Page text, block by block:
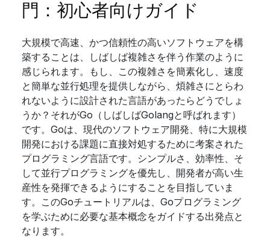
門：初心者向けガイド
大規模で高速、かつ信頼性の高いソフトウェアを構
築することは、しばしば複雑さを伴う作業のように
感じられます。もし、この複雑さを簡素化し、速度
と簡単な並行処理を提供しながら、煩雑さにとらわ
れないように設計された言語があったらどうでしょ
うか？それがGo（しばしばGolangと呼ばれます）
です。Goは、現代のソフトウェア開発、特に大規模
開発における課題に直接対処するために考案された
プログラミング言語です。シンプルさ、効率性、そ
して並行プログラミングを優先し、開発者が高い生
産性を発揮できるようにすることを目指していま
す。このGoチュートリアルは、Goプログラミング
を学ぶために必要な基本概念をガイドする出発点と
なります。